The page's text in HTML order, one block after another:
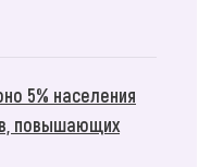
5% населения
повышающих